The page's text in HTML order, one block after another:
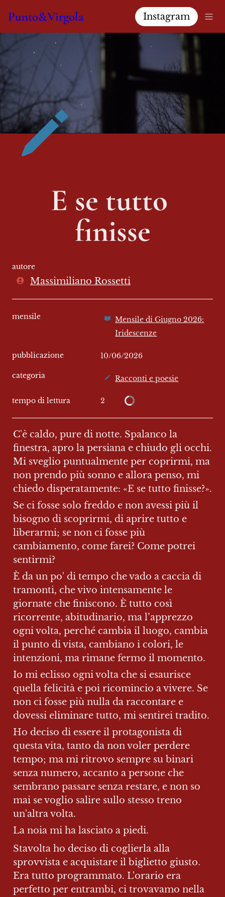
Punto&Virgola Instagram
E se tutto
finisse
autore
Massimiliano Rossetti
mensile
Mensile di Giugno 2026:
Iridescenze
pubblicazione 10/06/2026
categoria Racconti e poesie
tempo di lettura 2
C'è caldo, pure di notte. Spalanco la
finestra, apro la persiana e chiudo gli occhi.
Mi sveglio puntualmente per coprirmi, ma
non prendo più sonno e allora penso, mi
chiedo disperatamente: «E se tutto finisse?».
Se ci fosse solo freddo e non avessi più il
bisogno di scoprirmi, di aprire tutto e
liberarmi; se non ci fosse più
cambiamento, come farei? Come potrei
sentirmi?
È da un po' di tempo che vado a caccia di
tramonti, che vivo intensamente le
giornate che finiscono. È tutto così
ricorrente, abitudinario, ma l’apprezzo
ogni volta, perché cambia il luogo, cambia
il punto di vista, cambiano i colori, le
intenzioni, ma rimane fermo il momento.
Io mi eclisso ogni volta che si esaurisce
quella felicità e poi ricomincio a vivere. Se
non ci fosse più nulla da raccontare e
dovessi eliminare tutto, mi sentirei tradito.
Ho deciso di essere il protagonista di
questa vita, tanto da non voler perdere
tempo; ma mi ritrovo sempre su binari
senza numero, accanto a persone che
sembrano passare senza restare, e non so
mai se voglio salire sullo stesso treno
un'altra volta.
La noia mi ha lasciato a piedi.
Stavolta ho deciso di coglierla alla
sprovvista e acquistare il biglietto giusto.
Era tutto programmato. L'orario era
perfetto per entrambi, ci trovavamo nella